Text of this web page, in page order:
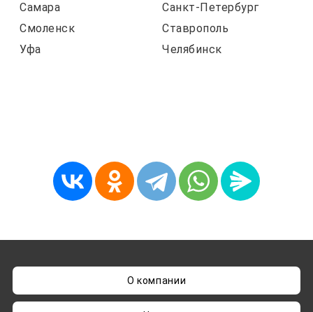
Самара
Санкт-Петербург
Смоленск
Ставрополь
Уфа
Челябинск
О компании